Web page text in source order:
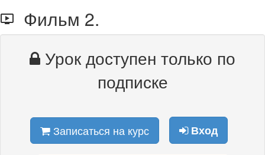
Фильм 2.
Урок доступен только по
подписке
Записаться на курс Вход